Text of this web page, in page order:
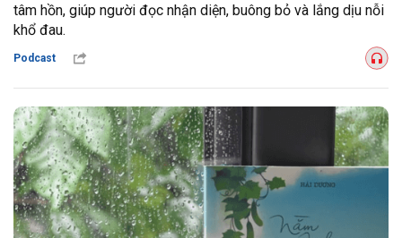
tâm hồn, giúp người đọc nhận diện, buông bỏ và lắng dịu nỗi
khổ đau.
Podcast